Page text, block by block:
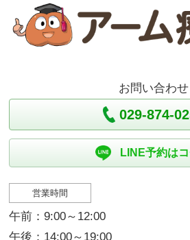
お問い合わせ
029-874-
LINE予約は
営業時間
午前：9:00～12:00
午後：14:00～19:00